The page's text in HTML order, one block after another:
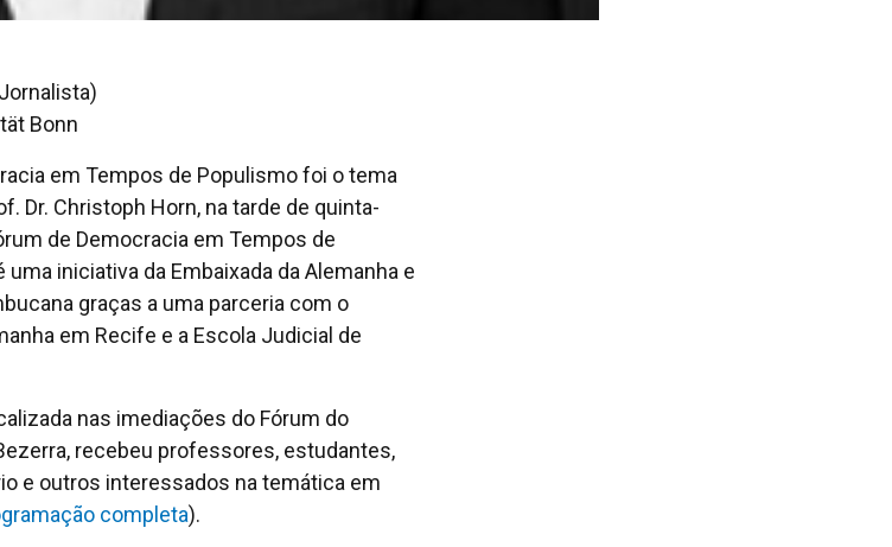
Bonn
em Tempos de Populismo foi o tema
Dr. Christoph Horn, na tarde de quinta-
de Democracia em Tempos de
iniciativa da Embaixada da Alemanha e
graças a uma parceria com o
em Recife e a Escola Judicial de
nas imediações do Fórum do
recebeu professores, estudantes,
e outros interessados na temática em
completa).